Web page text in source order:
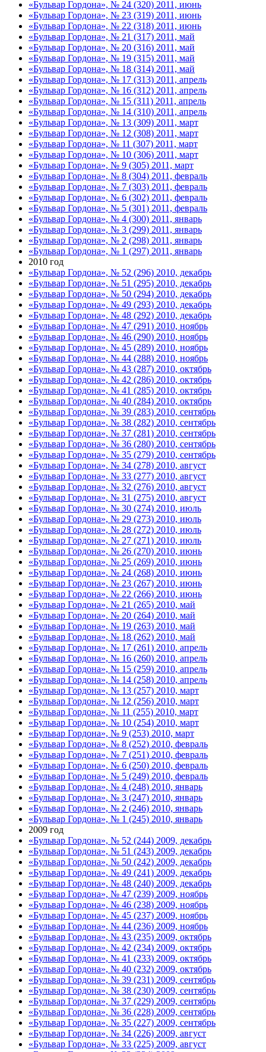
«Бульвар Гордона», № 24 (320) 2011, июнь
«Бульвар Гордона», № 23 (319) 2011, июнь
«Бульвар Гордона», № 22 (318) 2011, июнь
«Бульвар Гордона», № 21 (317) 2011, май
«Бульвар Гордона», № 20 (316) 2011, май
«Бульвар Гордона», № 19 (315) 2011, май
«Бульвар Гордона», № 18 (314) 2011, май
«Бульвар Гордона», № 17 (313) 2011, апрель
«Бульвар Гордона», № 16 (312) 2011, апрель
«Бульвар Гордона», № 15 (311) 2011, апрель
«Бульвар Гордона», № 14 (310) 2011, апрель
«Бульвар Гордона», № 13 (309) 2011, март
«Бульвар Гордона», № 12 (308) 2011, март
«Бульвар Гордона», № 11 (307) 2011, март
«Бульвар Гордона», № 10 (306) 2011, март
«Бульвар Гордона», № 9 (305) 2011, март
«Бульвар Гордона», № 8 (304) 2011, февраль
«Бульвар Гордона», № 7 (303) 2011, февраль
«Бульвар Гордона», № 6 (302) 2011, февраль
«Бульвар Гордона», № 5 (301) 2011, февраль
«Бульвар Гордона», № 4 (300) 2011, январь
«Бульвар Гордона», № 3 (299) 2011, январь
«Бульвар Гордона», № 2 (298) 2011, январь
«Бульвар Гордона», № 1 (297) 2011, январь
2010 год
«Бульвар Гордона», № 52 (296) 2010, декабрь
«Бульвар Гордона», № 51 (295) 2010, декабрь
«Бульвар Гордона», № 50 (294) 2010, декабрь
«Бульвар Гордона», № 49 (293) 2010, декабрь
«Бульвар Гордона», № 48 (292) 2010, декабрь
«Бульвар Гордона», № 47 (291) 2010, ноябрь
«Бульвар Гордона», № 46 (290) 2010, ноябрь
«Бульвар Гордона», № 45 (289) 2010, ноябрь
«Бульвар Гордона», № 44 (288) 2010, ноябрь
«Бульвар Гордона», № 43 (287) 2010, октябрь
«Бульвар Гордона», № 42 (286) 2010, октябрь
«Бульвар Гордона», № 41 (285) 2010, октябрь
«Бульвар Гордона», № 40 (284) 2010, октябрь
«Бульвар Гордона», № 39 (283) 2010, сентябрь
«Бульвар Гордона», № 38 (282) 2010, сентябрь
«Бульвар Гордона», № 37 (281) 2010, сентябрь
«Бульвар Гордона», № 36 (280) 2010, сентябрь
«Бульвар Гордона», № 35 (279) 2010, сентябрь
«Бульвар Гордона», № 34 (278) 2010, август
«Бульвар Гордона», № 33 (277) 2010, август
«Бульвар Гордона», № 32 (276) 2010, август
«Бульвар Гордона», № 31 (275) 2010, август
«Бульвар Гордона», № 30 (274) 2010, июль
«Бульвар Гордона», № 29 (273) 2010, июль
«Бульвар Гордона», № 28 (272) 2010, июль
«Бульвар Гордона», № 27 (271) 2010, июль
«Бульвар Гордона», № 26 (270) 2010, июнь
«Бульвар Гордона», № 25 (269) 2010, июнь
«Бульвар Гордона», № 24 (268) 2010, июнь
«Бульвар Гордона», № 23 (267) 2010, июнь
«Бульвар Гордона», № 22 (266) 2010, июнь
«Бульвар Гордона», № 21 (265) 2010, май
«Бульвар Гордона», № 20 (264) 2010, май
«Бульвар Гордона», № 19 (263) 2010, май
«Бульвар Гордона», № 18 (262) 2010, май
«Бульвар Гордона», № 17 (261) 2010, апрель
«Бульвар Гордона», № 16 (260) 2010, апрель
«Бульвар Гордона», № 15 (259) 2010, апрель
«Бульвар Гордона», № 14 (258) 2010, апрель
«Бульвар Гордона», № 13 (257) 2010, март
«Бульвар Гордона», № 12 (256) 2010, март
«Бульвар Гордона», № 11 (255) 2010, март
«Бульвар Гордона», № 10 (254) 2010, март
«Бульвар Гордона», № 9 (253) 2010, март
«Бульвар Гордона», № 8 (252) 2010, февраль
«Бульвар Гордона», № 7 (251) 2010, февраль
«Бульвар Гордона», № 6 (250) 2010, февраль
«Бульвар Гордона», № 5 (249) 2010, февраль
«Бульвар Гордона», № 4 (248) 2010, январь
«Бульвар Гордона», № 3 (247) 2010, январь
«Бульвар Гордона», № 2 (246) 2010, январь
«Бульвар Гордона», № 1 (245) 2010, январь
2009 год
«Бульвар Гордона», № 52 (244) 2009, декабрь
«Бульвар Гордона», № 51 (243) 2009, декабрь
«Бульвар Гордона», № 50 (242) 2009, декабрь
«Бульвар Гордона», № 49 (241) 2009, декабрь
«Бульвар Гордона», № 48 (240) 2009, декабрь
«Бульвар Гордона», № 47 (239) 2009, ноябрь
«Бульвар Гордона», № 46 (238) 2009, ноябрь
«Бульвар Гордона», № 45 (237) 2009, ноябрь
«Бульвар Гордона», № 44 (236) 2009, ноябрь
«Бульвар Гордона», № 43 (235) 2009, октябрь
«Бульвар Гордона», № 42 (234) 2009, октябрь
«Бульвар Гордона», № 41 (233) 2009, октябрь
«Бульвар Гордона», № 40 (232) 2009, октябрь
«Бульвар Гордона», № 39 (231) 2009, сентябрь
«Бульвар Гордона», № 38 (230) 2009, сентябрь
«Бульвар Гордона», № 37 (229) 2009, сентябрь
«Бульвар Гордона», № 36 (228) 2009, сентябрь
«Бульвар Гордона», № 35 (227) 2009, сентябрь
«Бульвар Гордона», № 34 (226) 2009, август
«Бульвар Гордона», № 33 (225) 2009, август